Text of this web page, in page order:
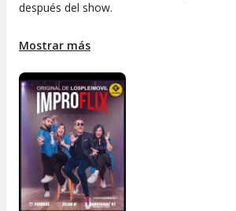
después del show.
Ficha artística:
Dirección y animación: Claudio Espinoza
Elenco: Lissette Villegas, Claudio Espinoza,
Yezz Martinez
Músico en vivo: Jorge Salzar
Técnico: Rodrigo “Flako” Barnao
Mostrar más